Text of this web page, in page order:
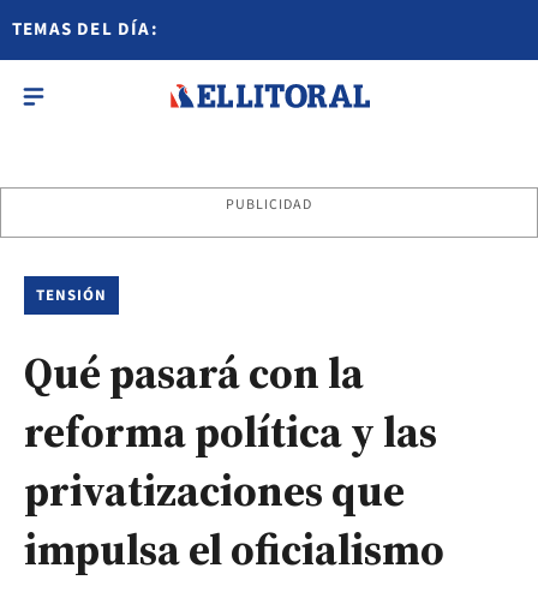
TEMAS DEL DÍA:
PUBLICIDAD
TENSIÓN
Qué pasará con la
reforma política y las
privatizaciones que
impulsa el oficialismo